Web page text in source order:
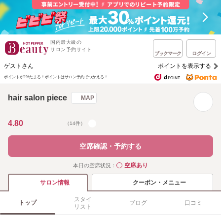
国内最大級の
サロン予約サイト
ブックマーク ログイン
ゲストさん ポイントを表示する
ポイントが1%たまる！ ポイントはサロン予約でつかえる！
hair salon piece MAP
4.80 （14件）
空席確認・予約する
本日の空席状況： ◯空席あり
サロン情報 クーポン・メニュー
トップ
スタイ
リスト
ブログ 口コミ